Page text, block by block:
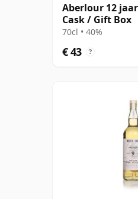
Aberlour 12
Cask / Gift Box
70cl • 40%
€ 43 ?